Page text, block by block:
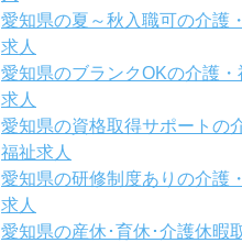
愛知県の夏～秋入職可の介護
求人
愛知県のブランクOKの介護・
求人
愛知県の資格取得サポートの
福祉求人
愛知県の研修制度ありの介護
求人
愛知県の産休･育休･介護休暇